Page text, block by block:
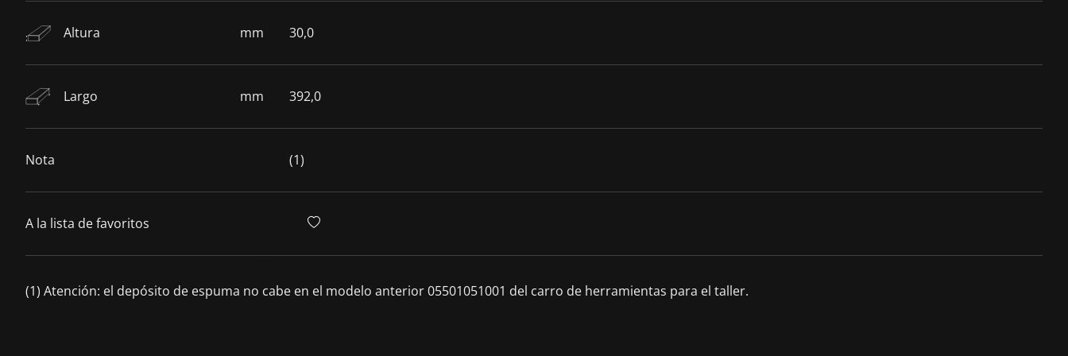
Altura mm 30,0
Largo mm 392,0
Nota (1)
A la lista de favoritos
(1) Atención: el depósito de espuma no cabe en el modelo anterior 05501051001 del carro de herramientas para el taller.